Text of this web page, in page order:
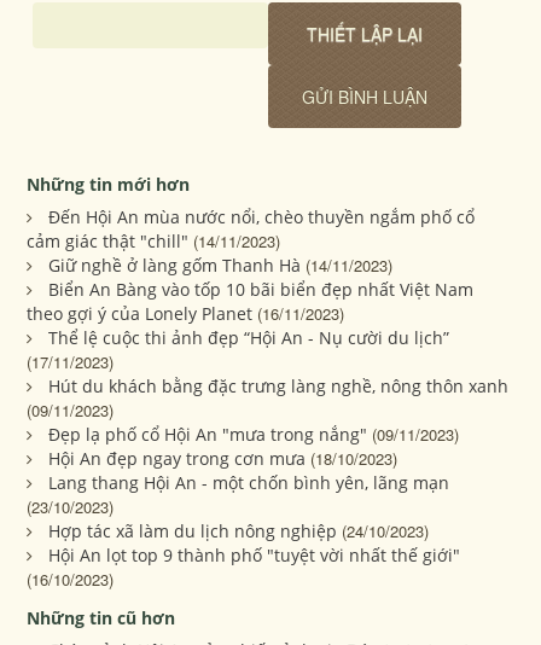
Những tin mới hơn
Đến Hội An mùa nước nổi, chèo thuyền ngắm phố cổ
cảm giác thật "chill" (14/11/2023)
Giữ nghề ở làng gốm Thanh Hà (14/11/2023)
Biển An Bàng vào tốp 10 bãi biển đẹp nhất Việt Nam
theo gợi ý của Lonely Planet (16/11/2023)
Thể lệ cuộc thi ảnh đẹp “Hội An - Nụ cười du lịch”
(17/11/2023)
Hút du khách bằng đặc trưng làng nghề, nông thôn xanh
(09/11/2023)
Đẹp lạ phố cổ Hội An "mưa trong nắng" (09/11/2023)
Hội An đẹp ngay trong cơn mưa (18/10/2023)
Lang thang Hội An - một chốn bình yên, lãng mạn
(23/10/2023)
Hợp tác xã làm du lịch nông nghiệp (24/10/2023)
Hội An lọt top 9 thành phố "tuyệt vời nhất thế giới"
(16/10/2023)
Những tin cũ hơn